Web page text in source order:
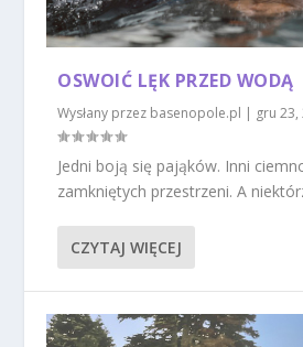
OSWOIĆ LĘK PRZED WODĄ
Wysłany przez basenopole.pl | gru 23,
Jedni boją się pająków. Inni
zamkniętych przestrzeni. A
CZYTAJ WIĘCEJ